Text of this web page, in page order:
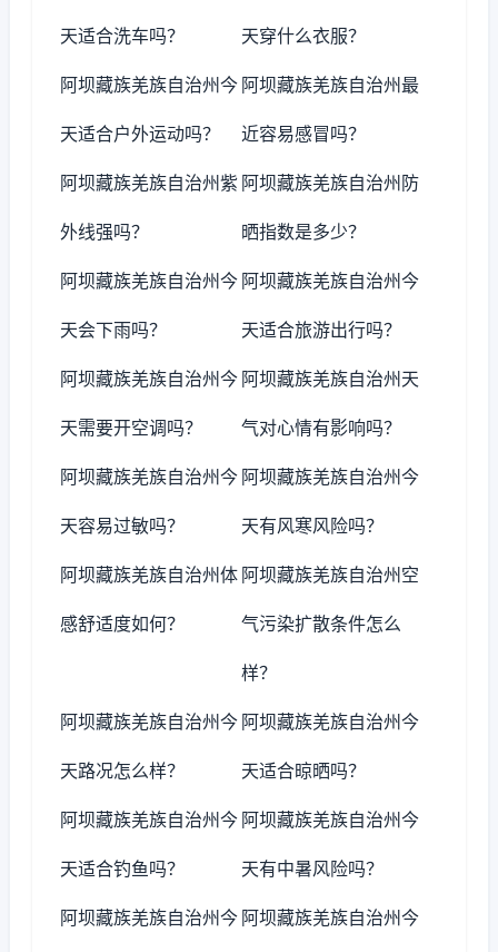
天适合洗车吗？ 天穿什么衣服？
阿坝藏族羌族自治州今
天适合户外运动吗？
阿坝藏族羌族自治州最
近容易感冒吗？
阿坝藏族羌族自治州紫
外线强吗？
阿坝藏族羌族自治州防
晒指数是多少？
阿坝藏族羌族自治州今
天会下雨吗？
阿坝藏族羌族自治州今
天适合旅游出行吗？
阿坝藏族羌族自治州今
天需要开空调吗？
阿坝藏族羌族自治州天
气对心情有影响吗？
阿坝藏族羌族自治州今
天容易过敏吗？
阿坝藏族羌族自治州今
天有风寒风险吗？
阿坝藏族羌族自治州体
感舒适度如何？
阿坝藏族羌族自治州空
气污染扩散条件怎么
样？
阿坝藏族羌族自治州今
天路况怎么样？
阿坝藏族羌族自治州今
天适合晾晒吗？
阿坝藏族羌族自治州今
天适合钓鱼吗？
阿坝藏族羌族自治州今
天有中暑风险吗？
阿坝藏族羌族自治州今 阿坝藏族羌族自治州今